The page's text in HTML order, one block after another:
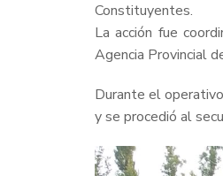
Constituyentes.
La acción fue
Agencia Provincial
Durante el
y se procedió al